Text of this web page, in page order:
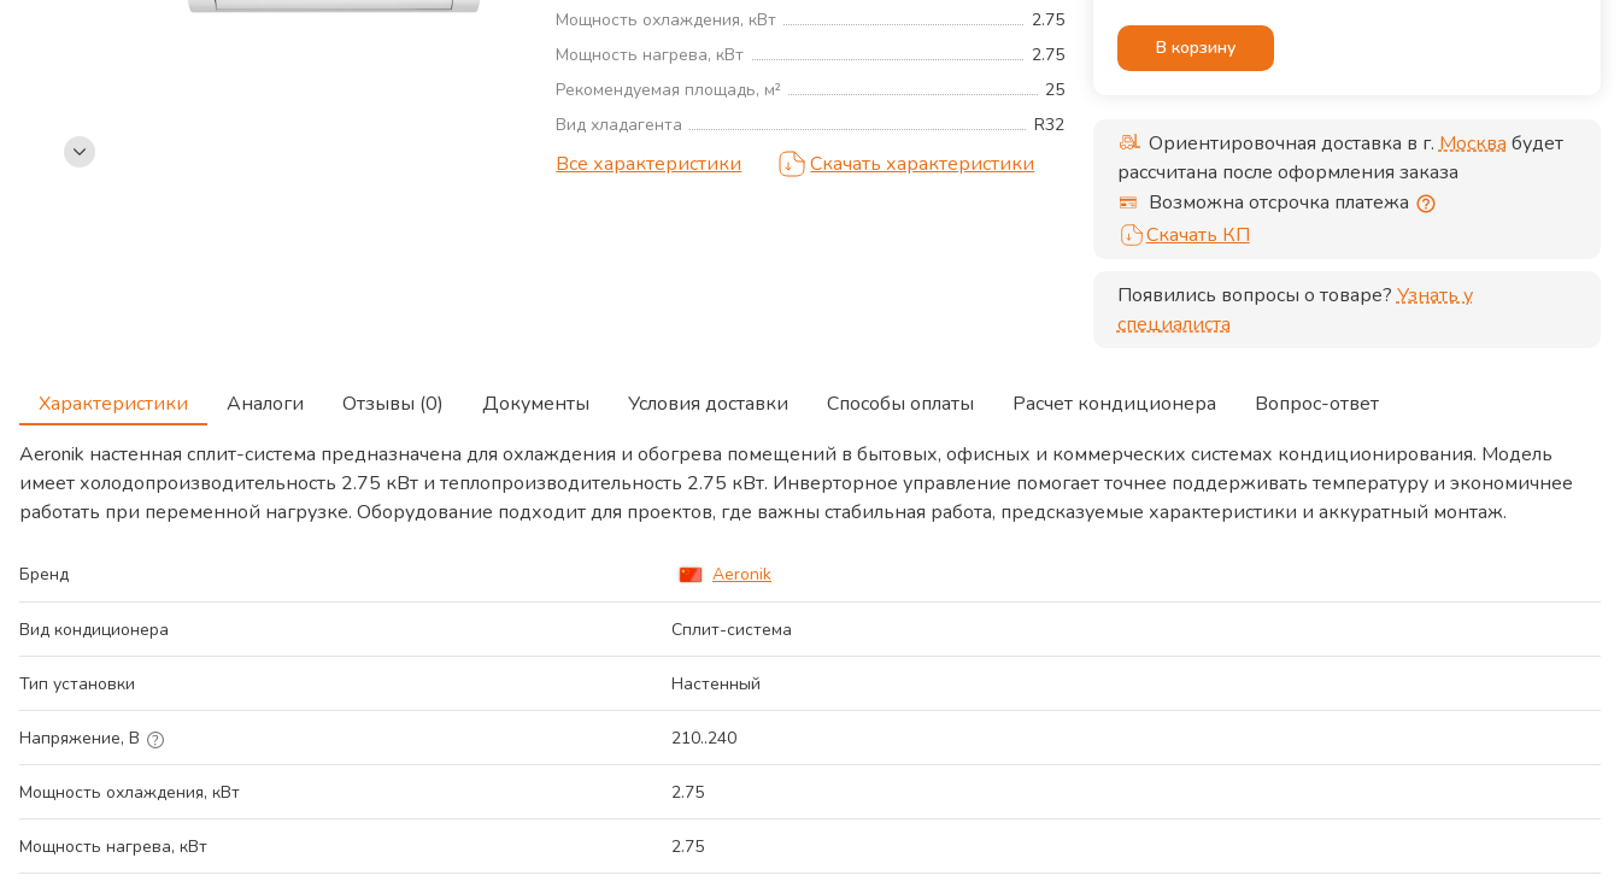
Мощность охлаждения, кВт
2.75
Мощность нагрева, кВт
2.75
Рекомендуемая площадь, м²
25
Вид хладагента
R32
Все характеристики Скачать характеристики
В корзину
Ориентировочная доставка в г.Москва будет
рассчитана после оформления заказа
Возможна отсрочка платежа
Скачать КП
Появились вопросы о товаре? Узнать у
специалиста
Характеристики Аналоги Отзывы (0) Документы Условия доставки Способы оплаты Расчет кондиционера
Вопрос-ответ
Aeronik настенная сплит-система предназначена для охлаждения и обогрева помещений в бытовых, офисных и коммерческих системах кондиционирования. Модель
имеет холодопроизводительность 2.75 кВт и теплопроизводительность 2.75 кВт. Инверторное управление помогает точнее поддерживать температуру и экономичнее
работать при переменной нагрузке. Оборудование подходит для проектов, где важны стабильная работа, предсказуемые характеристики и аккуратный монтаж.
Бренд Aeronik
Вид кондиционера Сплит-система
Тип установки Настенный
Напряжение, В 210..240
Мощность охлаждения, кВт 2.75
Мощность нагрева, кВт 2.75